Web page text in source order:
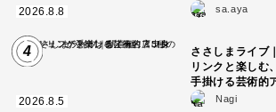
2026.8.8 sa.aya
4
2026.8.5
ささしまライブ
リンクと楽しむ
手掛ける芸術的
Nagi